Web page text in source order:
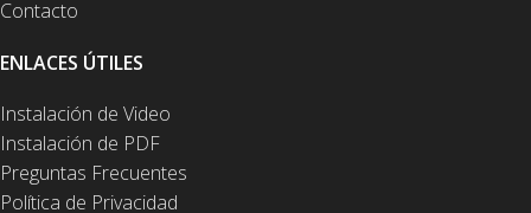
Contacto
ENLACES ÚTILES
Instalación de Video
Instalación de PDF
Preguntas Frecuentes
Política de Privacidad